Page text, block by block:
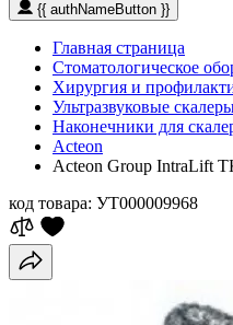
{{ authNameButton }}
Главная страница
Стоматологическое
Хирургия и
Ультразвуковые
Наконечники для
Acteon
Acteon Group IntraLift
код товара: УТ000009968